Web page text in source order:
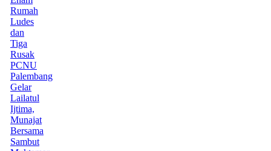
Rumah
Ludes
dan
Tiga
Rusak
PCNU
Palembang
Gelar
Lailatul
Ijtima,
Munajat
Bersama
Sambut